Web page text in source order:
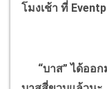
โมงเช้า ที่
“บาส” ได้ออก